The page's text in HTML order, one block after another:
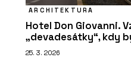
ARCHITEKTURA
Hotel Don Giovanni.
„devadesátky“, kdy
25. 3. 2026